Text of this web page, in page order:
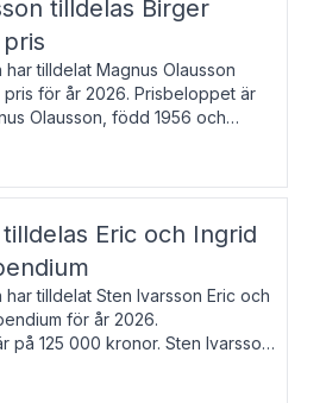
tilldelas Birger
tilldelat Magnus Olausson
för år 2026. Prisbeloppet är
Olausson, född 1956 och
konstvetare, museiman och
1993 vid Uppsala un
Eric och Ingrid
tilldelat Sten Ivarsson Eric och
för år 2026.
på 125 000 kronor. Sten Ivarsson,
vid
i Trelleborg. Här har han på